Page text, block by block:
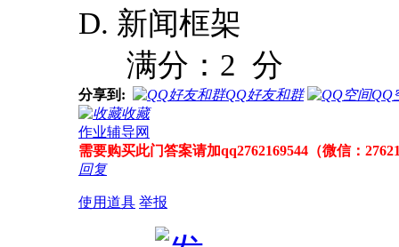
D. 新闻框架
满分：2 分
分享到: QQ好友和群
QQ
收藏
作业辅导网
需要购买此门答案请加qq2762169544（微信：
回复
使用道具 举报